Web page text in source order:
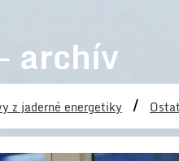
archív
z jaderné energetiky /